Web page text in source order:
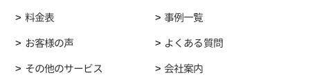
料金表
事例一覧
お客様の声
よくある質問
その他のサービス
会社案内